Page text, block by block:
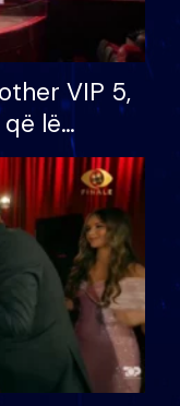
VIP 5,
lë
për